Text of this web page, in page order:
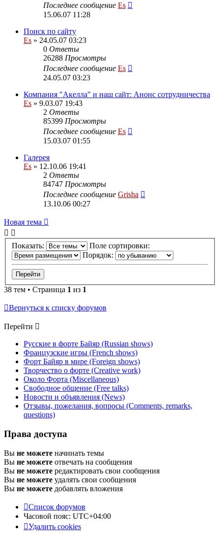
Последнее сообщение Es
15.06.07 11:28
Поиск по сайту
Es » 24.05.07 03:23
0 Ответы
26288 Просмотры
Последнее сообщение Es
24.05.07 03:23
Компания "Акелла" и наш сайт: Анонс сотрудничества
Es » 9.03.07 19:43
2 Ответы
85399 Просмотры
Последнее сообщение Es
15.03.07 01:55
Галерея
Es » 12.10.06 19:41
2 Ответы
84747 Просмотры
Последнее сообщение Grisha
13.10.06 00:27
Новая тема
Показать:
Поле сортировки:
Порядок:
38 тем • Страница 1 из 1
Вернуться к списку форумов
Перейти
Русские в форте Байяр (Russian shows)
Французские игры (French shows)
Форт Байяр в мире (Foreign shows)
Творчество о форте (Creative work)
Около Форта (Miscellaneous)
Свободное общение (Free talks)
Новости и объявления (News)
Отзывы, пожелания, вопросы (Comments, remarks,
questions)
Права доступа
Вы не можете начинать темы
Вы не можете отвечать на сообщения
Вы не можете редактировать свои сообщения
Вы не можете удалять свои сообщения
Вы не можете добавлять вложения
Список форумов
Часовой пояс: UTC+04:00
Удалить cookies